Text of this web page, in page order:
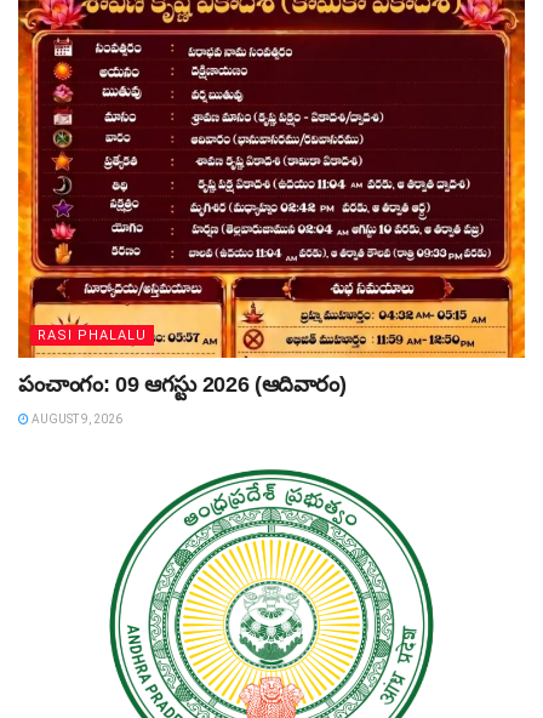
RASI PHALALU
పంచాంగం: 09 ఆగస్టు 2026 (ఆదివారం)
AUGUST 9, 2026